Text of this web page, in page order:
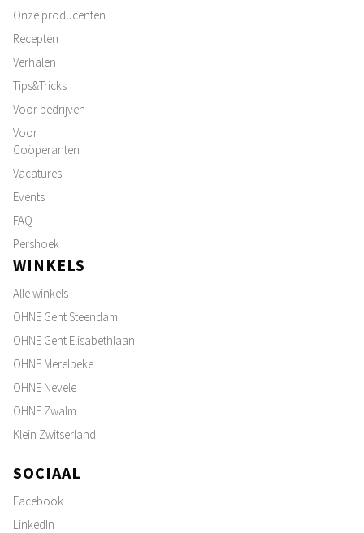
Onze producenten
Recepten
Verhalen
Tips&Tricks
Voor bedrijven
Voor
Coöperanten
Vacatures
Events
FAQ
Pershoek
WINKELS
Alle winkels
OHNE Gent Steendam
OHNE Gent Elisabethlaan
OHNE Merelbeke
OHNE Nevele
OHNE Zwalm
Klein Zwitserland
SOCIAAL
Facebook
LinkedIn